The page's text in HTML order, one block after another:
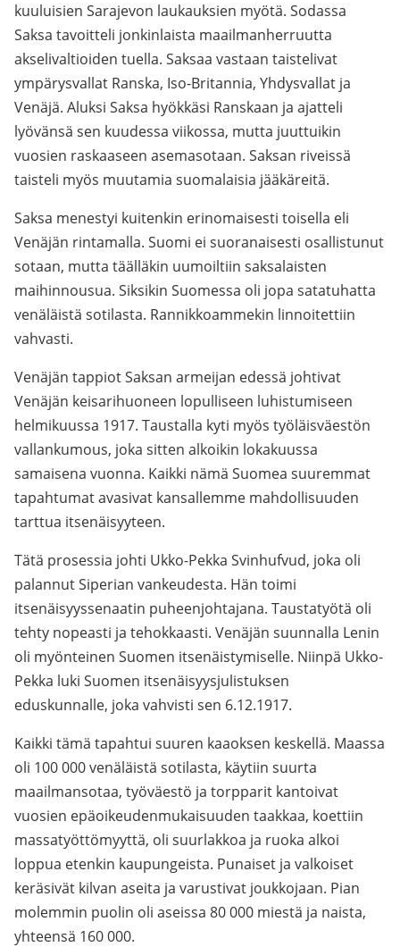
kuuluisien Sarajevon laukauksien myötä. Sodassa
Saksa tavoitteli jonkinlaista maailmanherruutta
akselivaltioiden tuella. Saksaa vastaan taistelivat
ympärysvallat Ranska, Iso-Britannia, Yhdysvallat ja
Venäjä. Aluksi Saksa hyökkäsi Ranskaan ja ajatteli
lyövänsä sen kuudessa viikossa, mutta juuttuikin
vuosien raskaaseen asemasotaan. Saksan riveissä
taisteli myös muutamia suomalaisia jääkäreitä.
Saksa menestyi kuitenkin erinomaisesti toisella eli
Venäjän rintamalla. Suomi ei suoranaisesti osallistunut
sotaan, mutta täälläkin uumoiltiin saksalaisten
maihinnousua. Siksikin Suomessa oli jopa satatuhatta
venäläistä sotilasta. Rannikkoammekin linnoitettiin
vahvasti.
Venäjän tappiot Saksan armeijan edessä johtivat
Venäjän keisarihuoneen lopulliseen luhistumiseen
helmikuussa 1917. Taustalla kyti myös työläisväestön
vallankumous, joka sitten alkoikin lokakuussa
samaisena vuonna. Kaikki nämä Suomea suuremmat
tapahtumat avasivat kansallemme mahdollisuuden
tarttua itsenäisyyteen.
Tätä prosessia johti Ukko-Pekka Svinhufvud, joka oli
palannut Siperian vankeudesta. Hän toimi
itsenäisyyssenaatin puheenjohtajana. Taustatyötä oli
tehty nopeasti ja tehokkaasti. Venäjän suunnalla Lenin
oli myönteinen Suomen itsenäistymiselle. Niinpä Ukko-
Pekka luki Suomen itsenäisyysjulistuksen
eduskunnalle, joka vahvisti sen 6.12.1917.
Kaikki tämä tapahtui suuren kaaoksen keskellä. Maassa
oli 100 000 venäläistä sotilasta, käytiin suurta
maailmansotaa, työväestö ja torpparit kantoivat
vuosien epäoikeudenmukaisuuden taakkaa, koettiin
massatyöttömyyttä, oli suurlakkoa ja ruoka alkoi
loppua etenkin kaupungeista. Punaiset ja valkoiset
keräsivät kilvan aseita ja varustivat joukkojaan. Pian
molemmin puolin oli aseissa 80 000 miestä ja naista,
yhteensä 160 000.